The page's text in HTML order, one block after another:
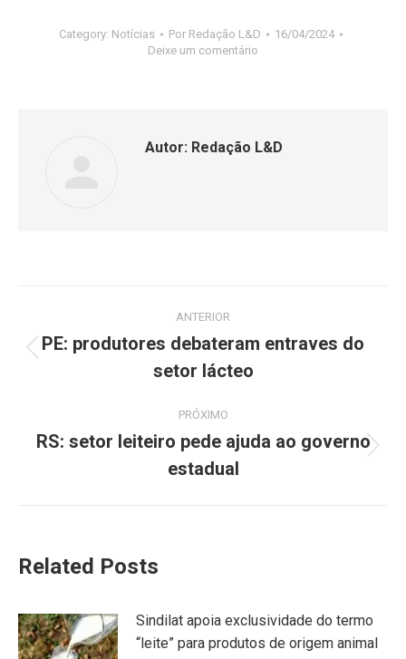
Category: Notícias Por Redação L&D
16/04/2024
Deixe um comentário
Autor: Redação L&D
ANTERIOR
PE: produtores debateram entraves do
setor lácteo
PRÓXIMO
RS: setor leiteiro pede ajuda ao governo
estadual
Related Posts
Sindilat apoia exclusividade do termo
“leite” para produtos de origem animal